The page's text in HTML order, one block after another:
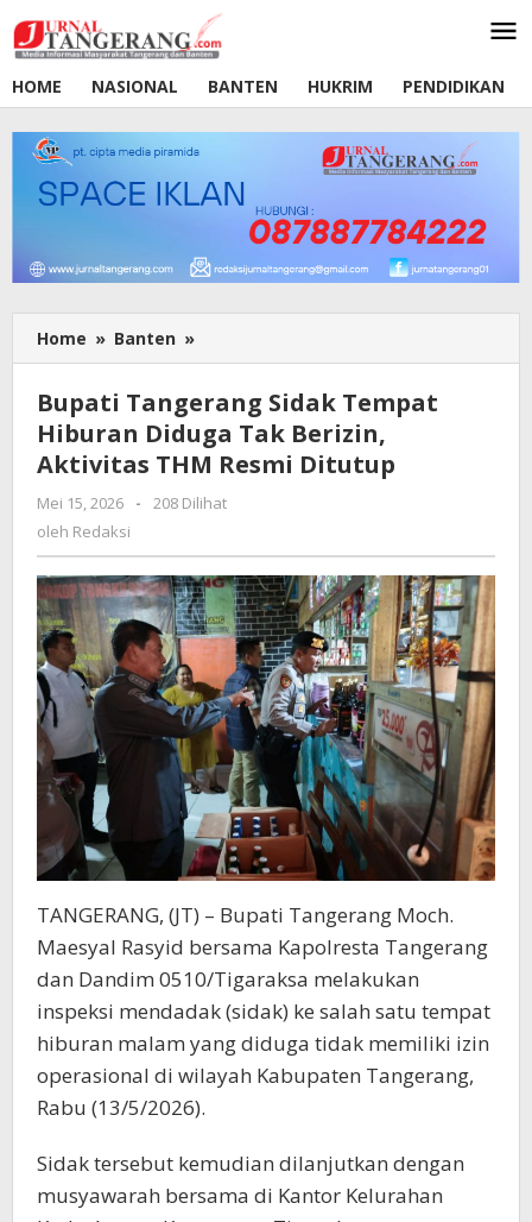
ke
konten
HOME
NASIONAL BANTEN HUKRIM PENDIDIKAN
Home » Banten »
Tangerang
Tempat
Hiburan
Diduga
Berizin,
THM
Resmi
Ditutup
Bupati Tangerang Sidak Tempat
Hiburan Diduga Tak Berizin,
Aktivitas THM Resmi Ditutup
Mei 15, 2026
oleh
-
208 Dilihat
oleh Redaksi
TANGERANG, (JT) – Bupati Tangerang Moch.
Maesyal Rasyid bersama Kapolresta Tangerang
dan Dandim 0510/Tigaraksa melakukan
inspeksi mendadak (sidak) ke salah satu tempat
hiburan malam yang diduga tidak memiliki izin
operasional di wilayah Kabupaten Tangerang,
Rabu (13/5/2026).
Sidak tersebut kemudian dilanjutkan dengan
musyawarah bersama di Kantor Kelurahan